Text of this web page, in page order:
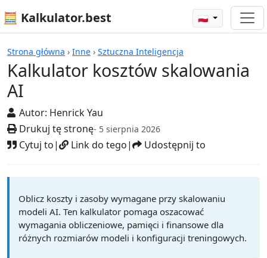
🧮 Kalkulator.best 🇵🇱
Strona główna › Inne › Sztuczna Inteligencja
Kalkulator kosztów skalowania
AI
Autor: Henrick Yau
Drukuj tę stronę- 5 sierpnia 2026
Cytuj to| Link do tego| Udostępnij to
Kalkulatory
Oblicz koszty i zasoby wymagane przy skalowaniu
modeli AI. Ten kalkulator pomaga oszacować
wymagania obliczeniowe, pamięci i finansowe dla
różnych rozmiarów modeli i konfiguracji treningowych.